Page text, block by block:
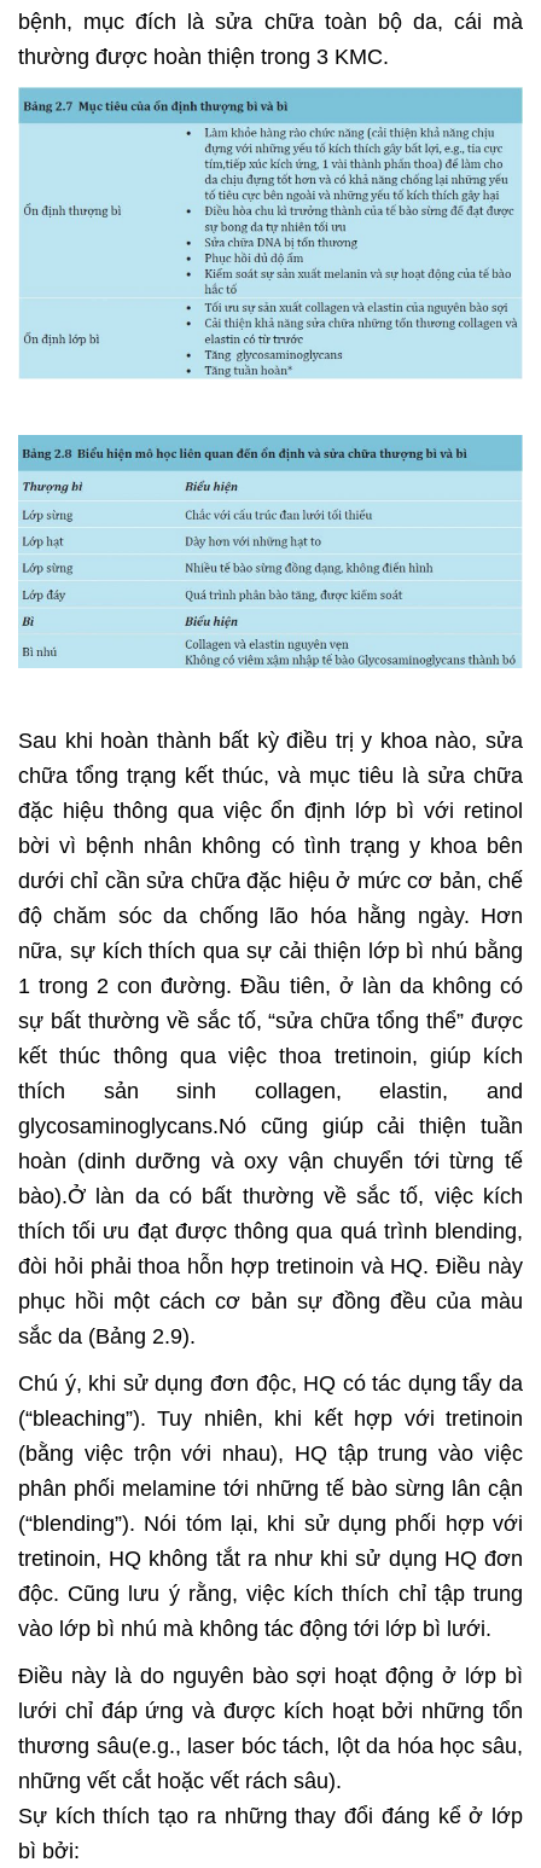
bệnh, mục đích là sửa chữa toàn bộ da, cái mà
thường được hoàn thiện trong 3 KMC.
Sau khi hoàn thành bất kỳ điều trị y khoa nào, sửa
chữa tổng trạng kết thúc, và mục tiêu là sửa chữa
đặc hiệu thông qua việc ổn định lớp bì với retinol
bời vì bệnh nhân không có tình trạng y khoa bên
dưới chỉ cần sửa chữa đặc hiệu ở mức cơ bản, chế
độ chăm sóc da chống lão hóa hằng ngày. Hơn
nữa, sự kích thích qua sự cải thiện lớp bì nhú bằng
1 trong 2 con đường. Đầu tiên, ở làn da không có
sự bất thường về sắc tố, “sửa chữa tổng thể” được
kết thúc thông qua việc thoa tretinoin, giúp kích
thích sản sinh collagen, elastin, and
glycosaminoglycans.Nó cũng giúp cải thiện tuần
hoàn (dinh dưỡng và oxy vận chuyển tới từng tế
bào).Ở làn da có bất thường về sắc tố, việc kích
thích tối ưu đạt được thông qua quá trình blending,
đòi hỏi phải thoa hỗn hợp tretinoin và HQ. Điều này
phục hồi một cách cơ bản sự đồng đều của màu
sắc da (Bảng 2.9).
Chú ý, khi sử dụng đơn độc, HQ có tác dụng tẩy da
(“bleaching”). Tuy nhiên, khi kết hợp với tretinoin
(bằng việc trộn với nhau), HQ tập trung vào việc
phân phối melamine tới những tế bào sừng lân cận
(“blending”). Nói tóm lại, khi sử dụng phối hợp với
tretinoin, HQ không tắt ra như khi sử dụng HQ đơn
độc. Cũng lưu ý rằng, việc kích thích chỉ tập trung
vào lớp bì nhú mà không tác động tới lớp bì lưới.
Điều này là do nguyên bào sợi hoạt động ở lớp bì
lưới chỉ đáp ứng và được kích hoạt bởi những tổn
thương sâu(e.g., laser bóc tách, lột da hóa học sâu,
những vết cắt hoặc vết rách sâu).
Sự kích thích tạo ra những thay đổi đáng kể ở lớp
bì bởi: